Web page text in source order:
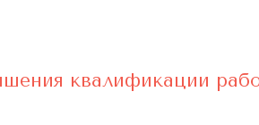
квалификации